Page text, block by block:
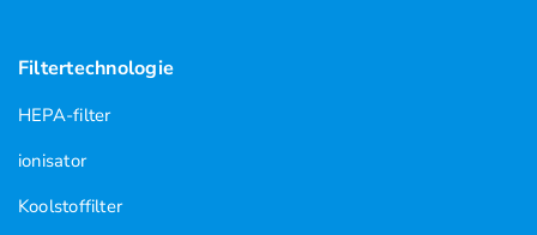
Filtertechnologie
HEPA-filter
ionisator
Koolstoffilter